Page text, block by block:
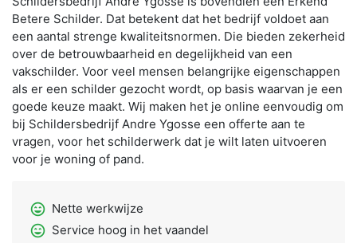
Betere Schilder. Dat betekent dat het bedrijf voldoet aan
een aantal strenge kwaliteitsnormen. Die bieden zekerheid
over de betrouwbaarheid en degelijkheid van een
vakschilder. Voor veel mensen belangrijke eigenschappen
als er een schilder gezocht wordt, op basis waarvan je een
goede keuze maakt. Wij maken het je online eenvoudig om
bij Schildersbedrijf Andre Ygosse een offerte aan te
vragen, voor het schilderwerk dat je wilt laten uitvoeren
voor je woning of pand.
sentiment_very_satisfied Nette werkwijze
sentiment_very_satisfied Service hoog in het vaandel